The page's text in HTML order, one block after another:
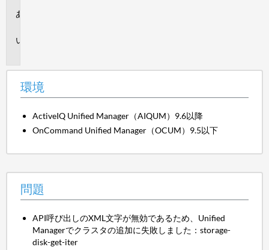
環境
ActiveIQ Unified Manager（AIQUM）9.6以降
OnCommand Unified Manager（OCUM）9.5以下
問題
API呼び出しのXML文字が無効であるため、Unified
Managerでクラスタの追加に失敗しました：storage-
disk-get-iter